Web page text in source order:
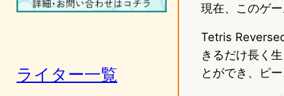
ライター一覧
現在、このゲ
Tetris
きるだけ長く
とができ、ピ